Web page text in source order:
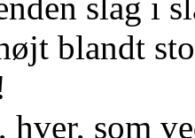
slag i
blandt
hver, som